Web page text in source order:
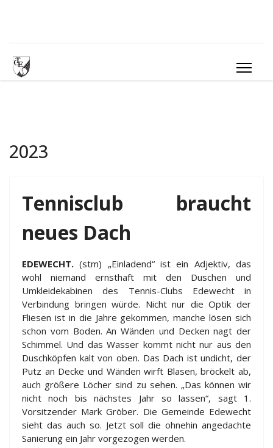
2023
Tennisclub braucht
neues Dach
EDEWECHT. (stm) „Einladend“ ist ein Adjektiv, das
wohl niemand ernsthaft mit den Duschen und
Umkleidekabinen des Tennis-Clubs Edewecht in
Verbindung bringen würde. Nicht nur die Optik der
Fliesen ist in die Jahre gekommen, manche lösen sich
schon vom Boden. An Wänden und Decken nagt der
Schimmel. Und das Wasser kommt nicht nur aus den
Duschköpfen kalt von oben. Das Dach ist undicht, der
Putz an Decke und Wänden wirft Blasen, bröckelt ab,
auch größere Löcher sind zu sehen. „Das können wir
nicht noch bis nächstes Jahr so lassen“, sagt 1.
Vorsitzender Mark Gröber. Die Gemeinde Edewecht
sieht das auch so. Jetzt soll die ohnehin angedachte
Sanierung ein Jahr vorgezogen werden.